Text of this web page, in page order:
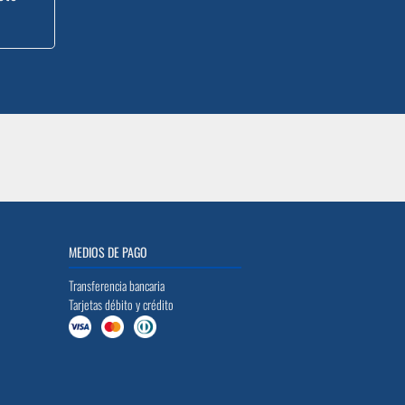
MEDIOS DE PAGO
Transferencia bancaria
Tarjetas débito y crédito